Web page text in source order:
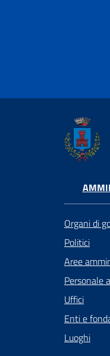
Organi di
Politici
Aree
Personale
Uffici
Enti e
Luoghi